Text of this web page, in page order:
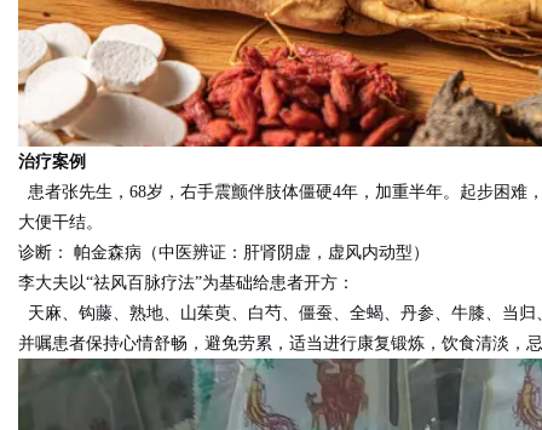
治疗案例
患者张先生，68岁，右手震颤伴肢体僵硬4年，加重半年。起步困
大便干结。
诊断： 帕金森病（中医辨证：肝肾阴虚，虚风内动型）
李大夫以“祛风百脉疗法”为基础给患者开方：
天麻、钩藤、熟地、山茱萸、白芍、僵蚕、全蝎、丹参、牛膝、当
并嘱患者保持心情舒畅，避免劳累，适当进行康复锻炼，饮食清淡，